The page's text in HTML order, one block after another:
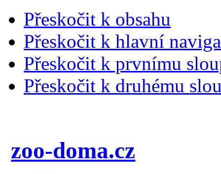
Přeskočit k obsahu
Přeskočit k hlavní
Přeskočit k prvnímu
Přeskočit k druhému
zoo-doma.cz